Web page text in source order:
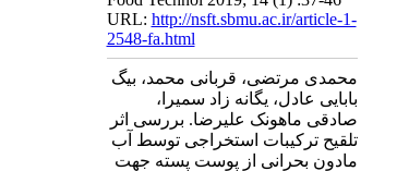
URL: http://nsft.sbmu.ac.ir/article-1-
2548-fa.html
محمدی مرتضی، قربانی محمد، بیگ
بابایی عادل، یگانه زاد سمیرا،
صادقی ماهونک علیرضا. بررسی اثر
تلقیح ترکیبات استخراجی توسط آب
مادون بحرانی از پوست پسته جهت